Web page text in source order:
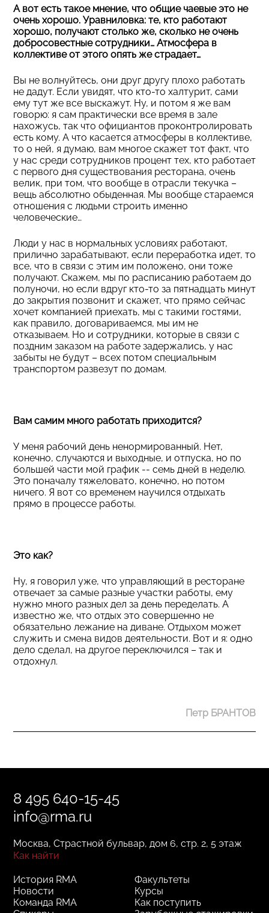
А вот есть такое мнение, что общие чаевые это не
очень хорошо. Уравниловка: те, кто работают
хорошо, получают столько же, сколько не очень
добросовестные сотрудники… Атмосфера в
коллективе от этого опять же страдает…
Вы не волнуйтесь, они друг другу плохо работать
не дадут. Если увидят, что кто-то халтурит, сами
ему тут же все выскажут. Ну, и потом я же вам
говорю: я сам практически все время в зале
нахожусь, так что официантов проконтролировать
есть кому. А что касается атмосферы в коллективе,
то о ней, я думаю, вам многое скажет тот факт, что
у нас среди сотрудников процент тех, кто работает
с первого дня существования ресторана, очень
велик, при том, что вообще в отрасли текучка –
вещь абсолютно обыденная. Мы вообще стараемся
отношения с людьми строить именно
человеческие…
Люди у нас в нормальных условиях работают,
прилично зарабатывают, если переработка идет, то
все, что в связи с этим им положено, они тоже
получают. Скажем, мы по расписанию работаем до
полуночи, но если вдруг кто-то за пятнадцать минут
до закрытия позвонит и скажет, что прямо сейчас
хочет компанией приехать, мы с такими гостями,
как правило, договариваемся, мы им не
отказываем. Но и сотрудники, которые в связи с
поздним заказом на работе задержались, у нас
забыты не будут – всех потом специальным
транспортом развезут по домам.
Вам самим много работать приходится?
У меня рабочий день ненормированный. Нет,
конечно, случаются и выходные, и отпуска, но по
большей части мой график -- семь дней в неделю.
Это поначалу тяжеловато, конечно, но потом
ничего. Я вот со временем научился отдыхать
прямо в процессе работы.
Это как?
Ну, я говорил уже, что управляющий в ресторане
отвечает за самые разные участки работы, ему
нужно много разных дел за день переделать. А
известно же, что отдых это совершенно не
обязательно лежание на диване. Отдыхом может
служить и смена видов деятельности. Вот и я: одно
дело сделал, на другое переключился – так и
отдохнул.
Петр БРАНТОВ
8 495 640-15-45
info@rma.ru
Москва, Страстной бульвар, дом 6, стр. 2, 5 этаж
Как найти
Факультеты
Курсы
Как поступить
История RMA
Новости
Команда RMA